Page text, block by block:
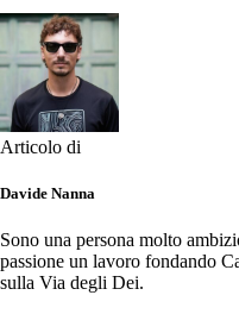
Articolo di
Davide Nanna
Sono una persona molto
passione un lavoro fondando
sulla Via degli Dei.